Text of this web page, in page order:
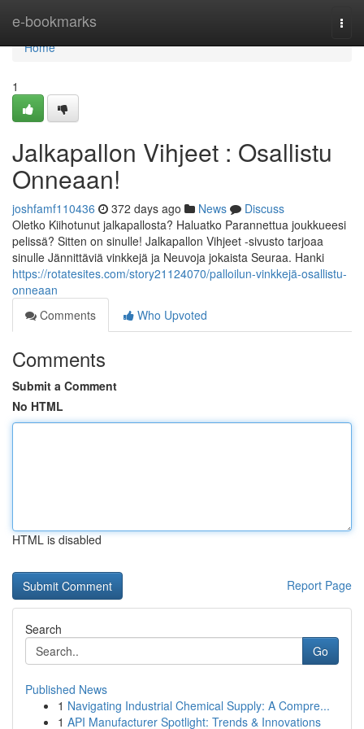
e-bookmarks
Home
Home
1
Jalkapallon Vihjeet : Osallistu
Onneaan!
joshfamf110436 372 days ago News
Discuss
Oletko Kiihotunut jalkapallosta? Haluatko Parannettua joukkueesi
pelissä? Sitten on sinulle! Jalkapallon Vihjeet -sivusto tarjoaa
sinulle Jännittäviä vinkkejä ja Neuvoja jokaista Seuraa. Hanki
https://rotatesites.com/story21124070/palloilun-vinkkejä-osallistu-
onneaan
Comments
Who Upvoted
Comments
Submit a Comment
No HTML
HTML is disabled
Report Page
Search
Go
Published News
1 Navigating Industrial Chemical Supply: A Compre...
1 API Manufacturer Spotlight: Trends & Innovations